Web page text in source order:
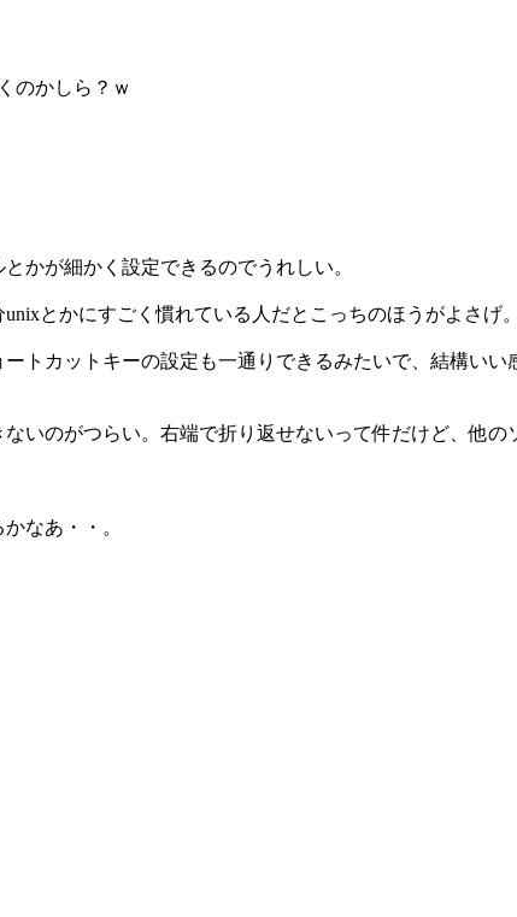
のかしら？ｗ
かが細かく設定できるのでうれしい。
とかにすごく慣れている人だとこっちのほうがよさげ。
トカットキーの設定も一通りできるみたいで、結構い
いのがつらい。右端で折り返せないって件だけど、他
なあ・・。